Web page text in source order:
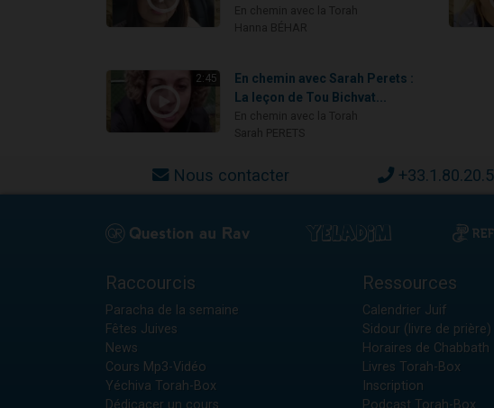
2:45
En chemin avec Sarah Perets :
La leçon de Tou Bichvat...
Nous contacter
Raccourcis
Paracha de la semaine
Fêtes Juives
News
Cours Mp3-Vidéo
Yéchiva Torah-Box
Dédicacer un cours
Ressources
Calendrier Juif
Sidour (livre de prière)
Horaires de Chabbath
Livres Torah-Box
Inscription
Podcast Torah-Box